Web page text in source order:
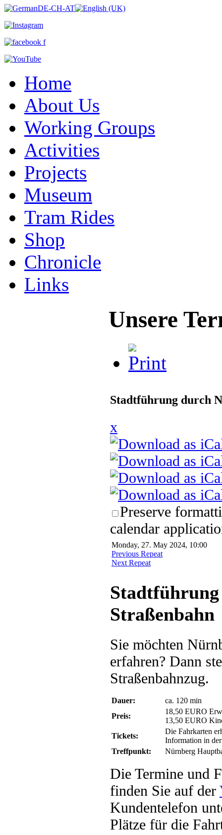
Home
About Us
Working Groups
Activities
Projects
Museum
Tram Rides
Shop
Chronicle
Links
Unsere
Stadtführung durch
x
Preserve
calendar
Monday, 27. May 2024, 10:00
Previous Repeat
Next Repeat
Straßenbahn
Sie möchten
erfahren? Dann
Straßenbahnzug.
Dauer:
ca. 120 min
Preis:
18,50 EURO
13,50 EURO
Tickets:
Die Fahrkarten
Information in
Treffpunkt:
Nürnberg
Die Termine und
finden Sie auf der
Kundentelefon
Plätze für die